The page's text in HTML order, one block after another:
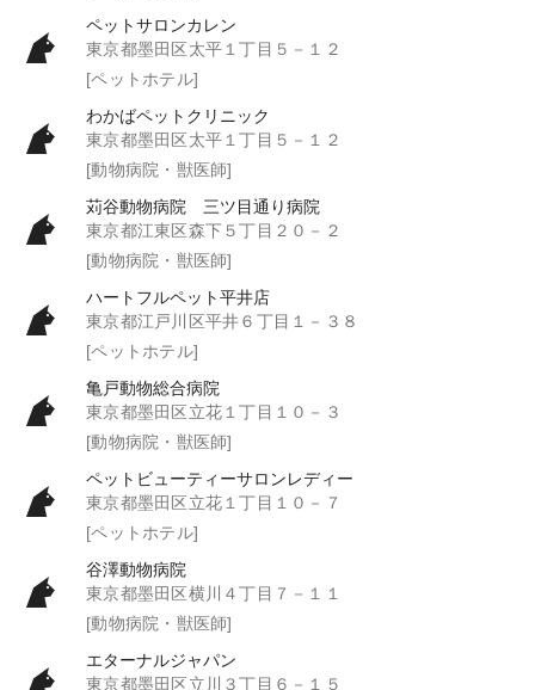
ペットサロンカレン
東京都墨田区太平１丁目５－１２
[ペットホテル]
わかばペットクリニック
東京都墨田区太平１丁目５－１２
[動物病院・獣医師]
苅谷動物病院 三ツ目通り病院
東京都江東区森下５丁目２０－２
[動物病院・獣医師]
ハートフルペット平井店
東京都江戸川区平井６丁目１－３８
[ペットホテル]
亀戸動物総合病院
東京都墨田区立花１丁目１０－３
[動物病院・獣医師]
ペットビューティーサロンレディー
東京都墨田区立花１丁目１０－７
[ペットホテル]
谷澤動物病院
東京都墨田区横川４丁目７－１１
[動物病院・獣医師]
エターナルジャパン
東京都墨田区立川３丁目６－１５